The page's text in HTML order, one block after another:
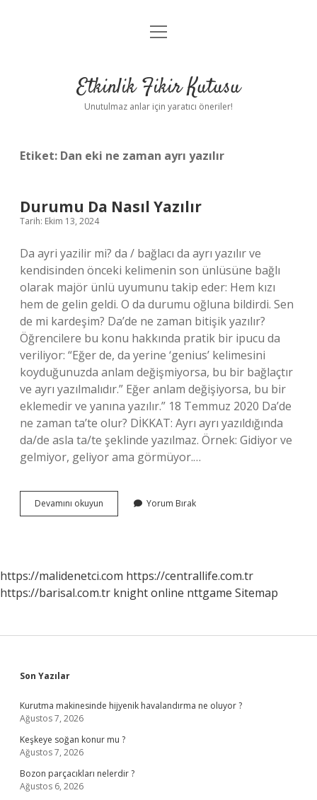
Anasayfa
Yasal Uyarı
menüyü
Etkinlik Fikir Kutusu
Unutulmaz anlar için yaratıcı öneriler!
Etiket: Dan eki ne zaman ayrı yazılır
Durumu Da Nasıl Yazılır
Tarih: Ekim 13, 2024
Da ayri yazilir mi? da / bağlacı da ayrı yazılır ve
kendisinden önceki kelimenin son ünlüsüne bağlı
olarak majör ünlü uyumunu takip eder: Hem kızı
hem de gelin geldi. O da durumu oğluna bildirdi. Sen
de mi kardeşim? Da’de ne zaman bitişik yazılır?
Öğrencilere bu konu hakkında pratik bir ipucu da
veriliyor: “Eğer de, da yerine ‘genius’ kelimesini
koyduğunuzda anlam değişmiyorsa, bu bir bağlaçtır
ve ayrı yazılmalıdır.” Eğer anlam değişiyorsa, bu bir
eklemedir ve yanına yazılır.” 18 Temmuz 2020 Da’de
ne zaman ta’te olur? DİKKAT: Ayrı ayrı yazıldığında
da/de asla ta/te şeklinde yazılmaz. Örnek: Gidiyor ve
gelmiyor, geliyor ama görmüyor.…
Devamını okuyun Durumu
Da
Yorum Bırak
https://malidenetci.com https://centrallife.com.tr
https://barisal.com.tr knight online nttgame Sitemap
Sidebar
Son Yazılar
Kurutma makinesinde hijyenik havalandırma ne oluyor ?
Ağustos 7, 2026
Keşkeye soğan konur mu ?
Ağustos 7, 2026
Bozon parçacıkları nelerdir ?
Ağustos 6, 2026